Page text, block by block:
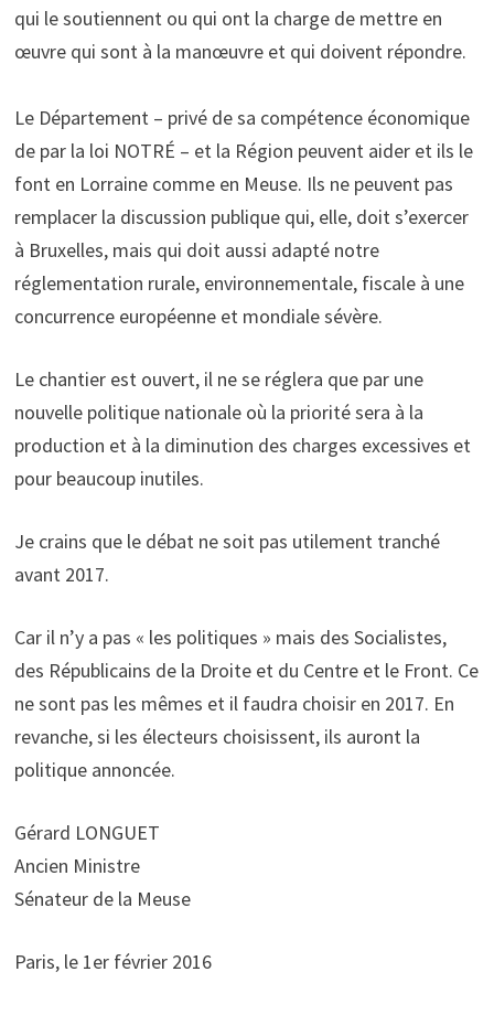
qui le soutiennent ou qui ont la charge de mettre en
œuvre qui sont à la manœuvre et qui doivent répondre.
Le Département – privé de sa compétence économique
de par la loi NOTRÉ – et la Région peuvent aider et ils le
font en Lorraine comme en Meuse. Ils ne peuvent pas
remplacer la discussion publique qui, elle, doit s’exercer
à Bruxelles, mais qui doit aussi adapté notre
réglementation rurale, environnementale, fiscale à une
concurrence européenne et mondiale sévère.
Le chantier est ouvert, il ne se réglera que par une
nouvelle politique nationale où la priorité sera à la
production et à la diminution des charges excessives et
pour beaucoup inutiles.
Je crains que le débat ne soit pas utilement tranché
avant 2017.
Car il n’y a pas « les politiques » mais des Socialistes,
des Républicains de la Droite et du Centre et le Front. Ce
ne sont pas les mêmes et il faudra choisir en 2017. En
revanche, si les électeurs choisissent, ils auront la
politique annoncée.
Gérard LONGUET
Ancien Ministre
Sénateur de la Meuse
Paris, le 1er février 2016